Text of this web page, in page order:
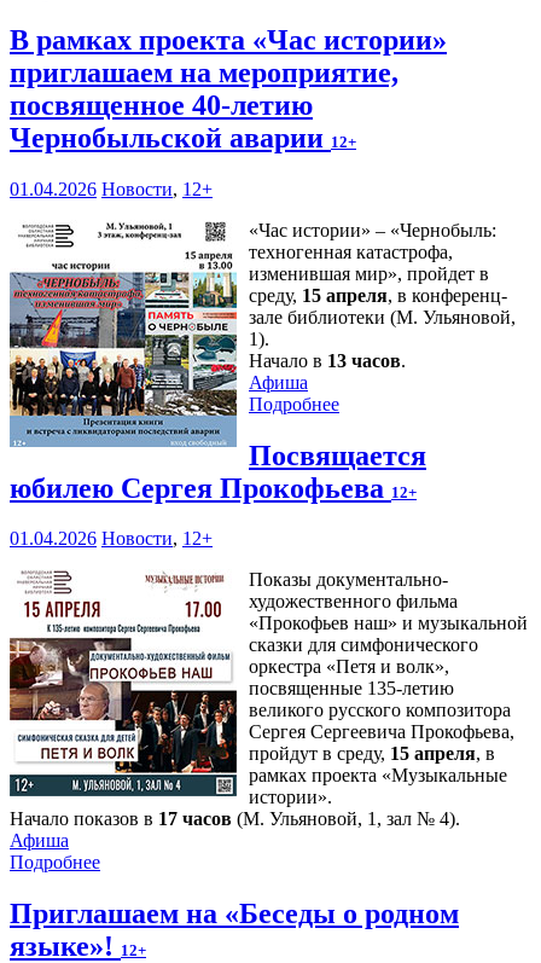
В рамках проекта «Час истории»
приглашаем на мероприятие,
посвященное 40-летию
Чернобыльской аварии 12+
01.04.2026 Новости, 12+
«Час истории» – «Чернобыль:
техногенная катастрофа,
изменившая мир», пройдет в
среду, 15 апреля, в конференц-
зале библиотеки (М. Ульяновой,
1).
Начало в 13 часов.
Афиша
Подробнее
Посвящается
юбилею Сергея Прокофьева 12+
01.04.2026 Новости, 12+
Показы документально-
художественного фильма
«Прокофьев наш» и музыкальной
сказки для симфонического
оркестра «Петя и волк»,
посвященные 135-летию
великого русского композитора
Сергея Сергеевича Прокофьева,
пройдут в среду, 15 апреля, в
рамках проекта «Музыкальные
истории».
Начало показов в 17 часов (М. Ульяновой, 1, зал № 4).
Афиша
Подробнее
Приглашаем на «Беседы о родном
языке»! 12+